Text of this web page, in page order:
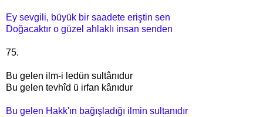
Ey sevgili, büyük bir saadete eriştin sen
Doğacaktır o güzel ahlaklı insan senden
75.
Bu gelen ilm-i ledün sultânıdur
Bu gelen tevhîd ü irfan kânıdur
Bu gelen Hakk'ın bağışladığı ilmin sultanıdır